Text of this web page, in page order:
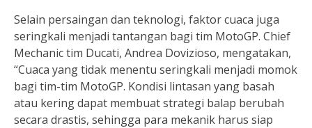
Selain persaingan dan teknologi, faktor cuaca juga
seringkali menjadi tantangan bagi tim MotoGP. Chief
Mechanic tim Ducati, Andrea Dovizioso, mengatakan,
“Cuaca yang tidak menentu seringkali menjadi momok
bagi tim-tim MotoGP. Kondisi lintasan yang basah
atau kering dapat membuat strategi balap berubah
secara drastis, sehingga para mekanik harus siap